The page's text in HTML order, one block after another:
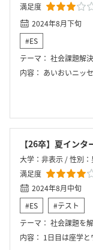
満足度
2024年8月下旬
#ES
テーマ： 社会課題解
内容： あいおいニッセイ同和損保のインターンでは、損保業
【26卒】夏インタ
大学：非表示 / 性別
満足度
2024年8月中旬
#ES
#テスト
テーマ： 社会課題を
内容： 1日目は座学とワークを行